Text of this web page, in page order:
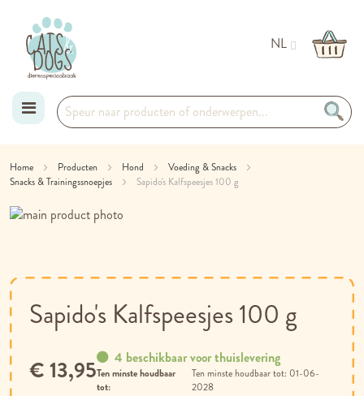
NL
naar
de
Home Producten Hond
Voeding & Snacks
Snacks & Trainingssnoepjes
Sapido's Kalfspeesjes 100 g
Ga
van
de
afbeeldingen-
gallerij
begin
van
de
afbeeldingen-
gallerij
Sapido's Kalfspeesjes 100 g
4 beschikbaar voor thuislevering
Ten minste houdbaar
tot:
01-06-
2028
€ 13,95